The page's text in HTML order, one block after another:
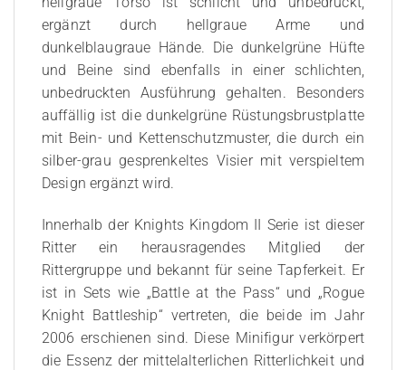
ergänzt durch hellgraue Arme und
dunkelblaugraue Hände. Die dunkelgrüne Hüfte
und Beine sind ebenfalls in einer schlichten,
unbedruckten Ausführung gehalten. Besonders
auffällig ist die dunkelgrüne Rüstungsbrustplatte
mit Bein- und Kettenschutzmuster, die durch ein
silber-grau gesprenkeltes Visier mit verspieltem
Design ergänzt wird.
Innerhalb der Knights Kingdom II Serie ist dieser
Ritter ein herausragendes Mitglied der
Rittergruppe und bekannt für seine Tapferkeit. Er
ist in Sets wie „Battle at the Pass“ und „Rogue
Knight Battleship“ vertreten, die beide im Jahr
2006 erschienen sind. Diese Minifigur verkörpert
die Essenz der mittelalterlichen Ritterlichkeit und